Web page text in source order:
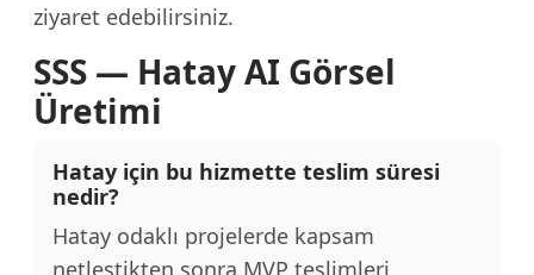
ziyaret edebilirsiniz.
SSS — Hatay AI Görsel
Üretimi
Hatay için bu hizmette teslim süresi
nedir?
Hatay odaklı projelerde kapsam